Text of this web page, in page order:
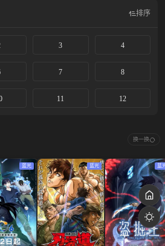
排序
3 4
7 8
11 12
换一换
蓝光 蓝光 蓝